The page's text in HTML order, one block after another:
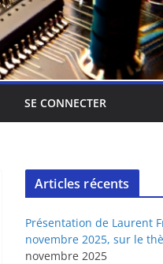
SE CONNECTER
Articles récents
Présentation de Laurent
novembre 2025, sur le
novembre 2025